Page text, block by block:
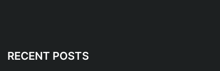
RECENT POSTS